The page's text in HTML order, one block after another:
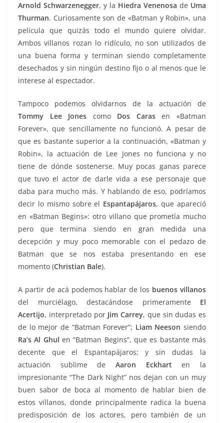
Arnold Schwarzenegger, y la Hiedra Venenosa de Uma
Thurman. Curiosamente son de «Batman y Robin», una
película que quizás todo el mundo quiere olvidar.
Ambos villanos rozan lo ridículo, no son utilizados de
una buena forma y terminan siendo completamente
desechados y sin ningún destino fijo o al menos que le
interese al espectador.
Tampoco podemos olvidarnos de la actuación de
Tommy Lee Jones como Dos Carasen «Batman
Forever», que sencillamente no funcionó. A pesar de
que es bastante superior a la continuación, «Batman y
Robin», la actuación de Lee Jones no funciona y no
tiene de dónde sostenerse. Muy pocas ganas parece
que tuvo el actor de darle vida a ese personaje que
daba para mucho más. Y hablando de eso, podríamos
decir lo mismo sobre el Espantapájaros, que apareció
en «Batman Begins»: otro villano que prometía mucho
pero que termina siendo en gran medida una
decepción y muy poco memorable con el pedazo de
Batman que se nos estaba presentando en ese
momento (Christian Bale).
A partir de acá podemos hablar de los buenos villanos
del murciélago, destacándose primeramente El
Acertijo, interpretado por Jim Carrey, que sin dudas es
de lo mejor de “Batman Forever”; Liam Neeson siendo
Ra’s Al Ghul en “Batman Begins”, que es bastante más
decente que el Espantapájaros; y sin dudas la
actuación sublime de Aaron Eckhart en la
impresionante “The Dark Night” nos dejan con un muy
buen sabor de boca al momento de hablar bien de
estos villanos, donde principalmente radica la buena
predisposición de los actores, pero también de un